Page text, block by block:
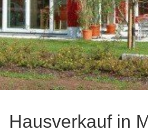
Hausverkauf in